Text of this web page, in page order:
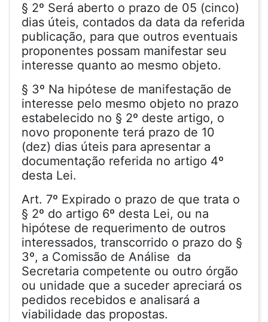
§ 2º Será aberto o prazo de 05 (cinco)
dias úteis, contados da data da referida
publicação, para que outros eventuais
proponentes possam manifestar seu
interesse quanto ao mesmo objeto.
§ 3º Na hipótese de manifestação de
interesse pelo mesmo objeto no prazo
estabelecido no § 2º deste artigo, o
novo proponente terá prazo de 10
(dez) dias úteis para apresentar a
documentação referida no artigo 4º
desta Lei.
Art. 7º Expirado o prazo de que trata o
§ 2º do artigo 6º desta Lei, ou na
hipótese de requerimento de outros
interessados, transcorrido o prazo do §
3º, a Comissão de Análise da
Secretaria competente ou outro órgão
ou unidade que a suceder apreciará os
pedidos recebidos e analisará a
viabilidade das propostas.